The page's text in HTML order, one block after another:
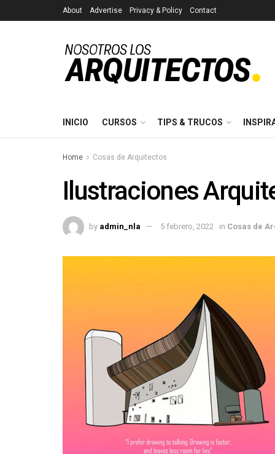
About Advertise Privacy & Policy Contact
INICIO CURSOS TIPS & TRUCOS
Home Cosas de Arquitectos
Ilustraciones
by admin_nla 5 febrero, 2022 in Cosas de